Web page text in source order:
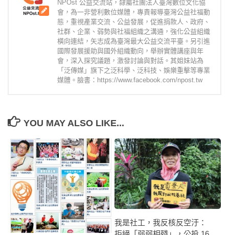
NPOst 公益交流站，隸屬社團法人臺灣數位文化協
會，為一非營利數位媒體，專責報導臺灣公益社福動
態，重視產業交流、公益發展，促進捐款人、政府、
社群、企業、弱勢與社福組織之溝通，強化公益組織
橫向連結，矢志成為臺灣最大公益交流平臺。另引進
國際發展援助與國外組織動向，舉辦實體講座與年
會，深入探究議題，激發討論與對話。其姐妹站為
「泛傳媒」旗下之泛科學、泛科技、娛樂重擊等專業
媒體。臉書：https://www.facebook.com/npost.tw
YOU MAY ALSO LIKE...
我是社工，我反核反空汙：